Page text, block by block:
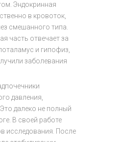
Эндокринная
в кровоток,
смешанного типа.
часть отвечает за
и гипофиз,
заболевания
давления,
далеко не полный
В своей работе
исследования. После